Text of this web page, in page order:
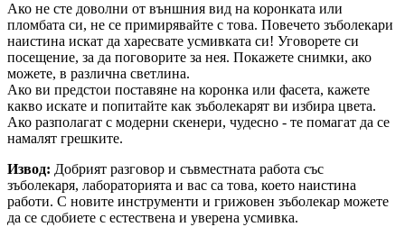
Ако не сте доволни от външния вид на коронката или
пломбата си, не се примирявайте с това. Повечето зъболекари
наистина искат да харесвате усмивката си! Уговорете си
посещение, за да поговорите за нея. Покажете снимки, ако
можете, в различна светлина.
Ако ви предстои поставяне на коронка или фасета, кажете
какво искате и попитайте как зъболекарят ви избира цвета.
Ако разполагат с модерни скенери, чудесно - те помагат да се
намалят грешките.
Извод: Добрият разговор и съвместната работа със
зъболекаря, лабораторията и вас са това, което наистина
работи. С новите инструменти и грижовен зъболекар можете
да се сдобиете с естествена и уверена усмивка.